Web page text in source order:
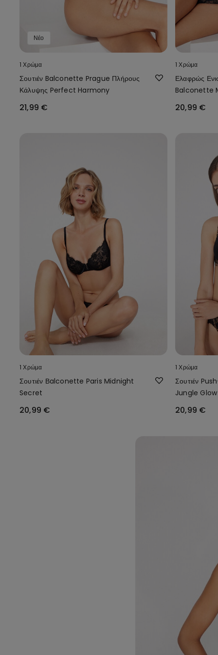
Νέο
1 Χρώμα
Σουτιέν Balconette Prague Πλήρους
Κάλυψης Perfect Harmony
21,99 €
1 Χρώμα
Ελαφρώς
Balconette
20,99 €
1 Χρώμα
Σουτιέν Βalconette Paris Midnight
Secret
20,99 €
1 Χρώμα
Σουτιέν
Jungle Glow
20,99 €